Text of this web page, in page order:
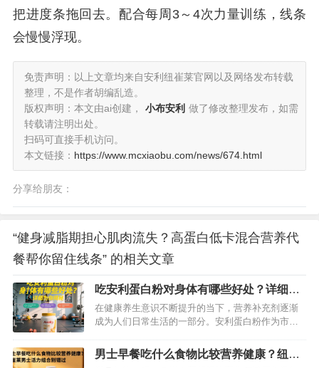
把进度条拖回去。配合每周3～4次力量训练，线条
会慢慢浮现。
免责声明：以上文章均来自安利纽崔莱官网以及网络发布转载
整理，不是作者胡编乱造。
版权声明：本文由ai创建，
小布安利 做了修改整理发布，如需
转载请注明出处。
扫码可直接手机访问。
本文链接： https://www.mcxiaobu.com/news/674.html
分享给朋友：
“健身减脂期担心肌肉流失？高蛋白低卡混合营养代
餐帮你留住线条” 的相关文章
吃安利蛋白粉对身体有哪些好处？详细为
你揭秘
在健康养生意识不断提升的当下，营养补充剂逐渐
成为人们日常生活的一部分。安利蛋白粉作为市场
的用户口碑，吸引了众多消费者的目光。那么，食
用安利蛋白粉究竟能为身体带来哪些好处呢？接下
男士早餐吃什么食物比较营养健康？纽崔